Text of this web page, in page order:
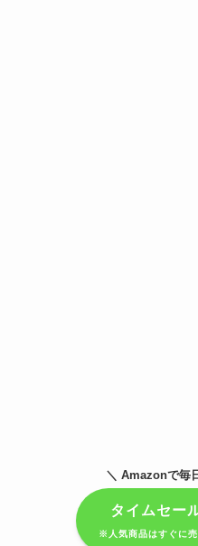
＼ Amazonで毎
タイムセー
※人気商品はすぐに